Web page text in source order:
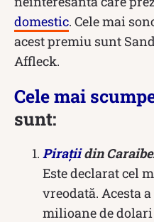
domestic. Cele mai
acest premiu sunt
Affleck.
Cele mai
sunt:
Pirațiidin
Este declarat cel
vreodată. Acesta
milioane de